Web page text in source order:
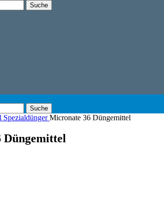
Suche
Suche
SpezialdüngerMicronate 36 Düngemittel